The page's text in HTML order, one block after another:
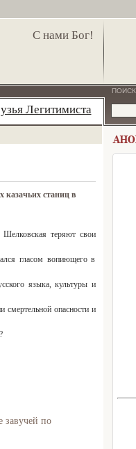
С нами Бог!
Легитимиста
казачьих станиц в
Шелковская теряют свои
гласом вопиющего в
языка, культуры и
смертельной опасности и
завучей по
ПОИСК